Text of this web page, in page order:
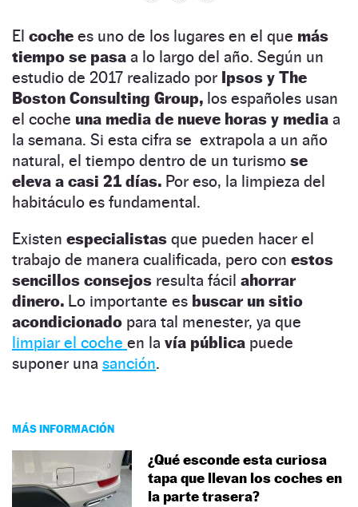
El coche es uno de los lugares en el que más
tiempo se pasa a lo largo del año. Según un
estudio de 2017 realizado por Ipsos y The
Boston Consulting Group, los españoles usan
el coche una media de nueve horas y media a
la semana. Si esta cifra se extrapola a un año
natural, el tiempo dentro de un turismo se
eleva a casi 21 días. Por eso, la limpieza del
habitáculo es fundamental.
Existen especialistas que pueden hacer el
trabajo de manera cualificada, pero con estos
sencillos consejos resulta fácil ahorrar
dinero. Lo importante es buscar un sitio
acondicionado para tal menester, ya que
limpiar el coche en la vía pública puede
suponer una sanción.
MÁS INFORMACIÓN
¿Qué esconde esta curiosa
tapa que llevan los coches en
la parte trasera?